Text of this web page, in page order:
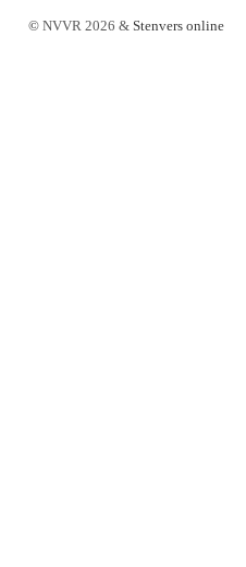
© NVVR 2026 & Stenvers online